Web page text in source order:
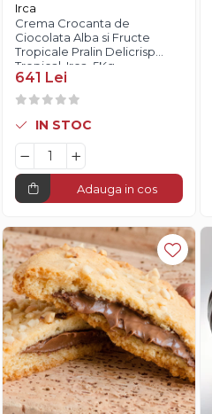
Irca
Crema Crocanta de
Ciocolata Alba si Fructe
Tropicale Pralin Delicrisp
Tropical, Irca, 5Kg
641 Lei
IN STOC
Adauga in cos